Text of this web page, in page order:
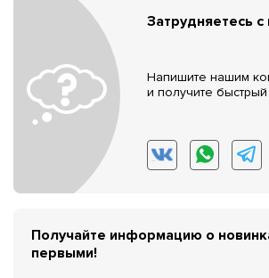
Затрудняетесь
Напишите нашим
и получите быстрый
Получайте информацию о
первыми!